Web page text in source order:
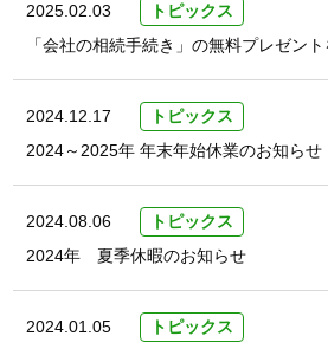
2025.02.03
トピックス
「会社の相続手続き」の無料プレゼン
2024.12.17
トピックス
2024～2025年 年末年始休業のお知らせ
2024.08.06
トピックス
2024年 夏季休暇のお知らせ
2024.01.05
トピックス